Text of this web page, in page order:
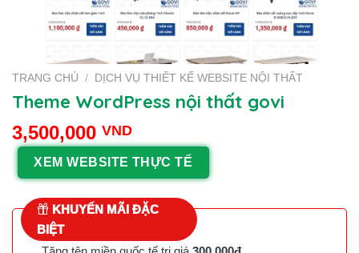
TRANG CHỦ / DỊCH VỤ THIẾT KẾ WEBSITE NỘI THẤT
Theme WordPress nội thất govi
3,500,000 VND
XEM WEBSITE THỰC TẾ
KHUYẾN MÃI ĐẶC
BIỆT